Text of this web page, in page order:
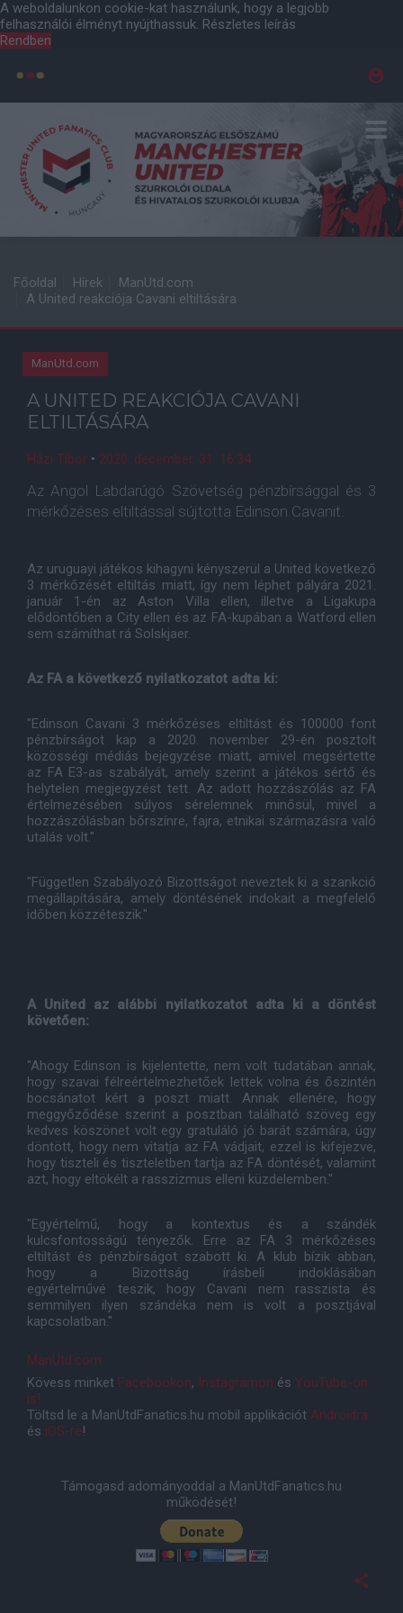
A weboldalunkon cookie-kat használunk, hogy a legjobb
felhasználói élményt nyújthassuk. Részletes leírás
Rendben
Főoldal Hírek
ManUtd.com
A United reakciója Cavani eltiltására
ManUtd.com
A UNITED REAKCIÓJA CAVANI
ELTILTÁSÁRA
Házi Tibor • 2020. december. 31. 16:34
Az Angol Labdarúgó Szövetség pénzbírsággal és 3
mérkőzéses eltiltással sújtotta Edinson Cavanit.
Az uruguayi játékos kihagyni kényszerül a United következő
3 mérkőzését eltiltás miatt, így nem léphet pályára 2021.
január 1-én az Aston Villa ellen, illetve a Ligakupa
elődöntőben a City ellen és az FA-kupában a Watford ellen
sem számíthat rá Solskjaer.
Az FA a következő nyilatkozatot adta ki:
"Edinson Cavani 3 mérkőzéses eltiltást és 100000 font
pénzbírságot kap a 2020. november 29-én posztolt
közösségi médiás bejegyzése miatt, amivel megsértette
az FA E3-as szabályát, amely szerint a játékos sértő és
helytelen megjegyzést tett. Az adott hozzászólás az FA
értelmezésében súlyos sérelemnek minősül, mivel a
hozzászólásban bőrszínre, fajra, etnikai származásra való
utalás volt."
"Független Szabályozó Bizottságot neveztek ki a szankció
megállapítására, amely döntésének indokait a megfelelő
időben közzéteszik."
A United az alábbi nyilatkozatot adta ki a döntést
követően:
"Ahogy Edinson is kijelentette, nem volt tudatában annak,
hogy szavai félreértelmezhetőek lettek volna és őszintén
bocsánatot kért a poszt miatt. Annak ellenére, hogy
meggyőződése szerint a posztban található szöveg egy
kedves köszönet volt egy gratuláló jó barát számára, úgy
döntött, hogy nem vitatja az FA vádjait, ezzel is kifejezve,
hogy tiszteli és tiszteletben tartja az FA döntését, valamint
azt, hogy eltökélt a rasszizmus elleni küzdelemben."
"Egyértelmű, hogy a kontextus és a szándék
kulcsfontosságú tényezők. Erre az FA 3 mérkőzéses
eltiltást és pénzbírságot szabott ki. A klub bízik abban,
hogy a Bizottság írásbeli indoklásában
egyértelművé teszik, hogy Cavani nem rasszista és
semmilyen ilyen szándéka nem is volt a posztjával
kapcsolatban."
ManUtd.com
Kövess minket Facebookon, Instagramon és YouTube-on
is!
Töltsd le a ManUtdFanatics.hu mobil applikációt Androidra
és iOS-re!
Támogasd adományoddal a ManUtdFanatics.hu
működését!